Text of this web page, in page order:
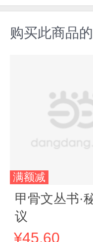
购买此商品
满额减
甲骨文丛书·
议
¥45.60